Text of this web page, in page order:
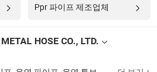
Ppr 파이프 제조업체
HOSE CO., LTD.